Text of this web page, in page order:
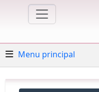
Menu principal